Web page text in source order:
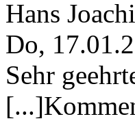
Hans
Do,
Sehr